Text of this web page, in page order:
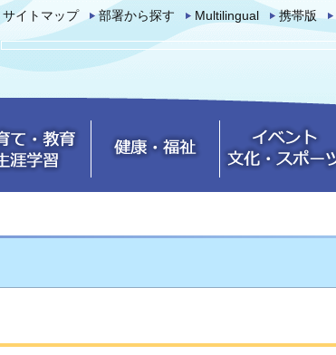
サイトマップ 部署から探す Multilingual 携帯版